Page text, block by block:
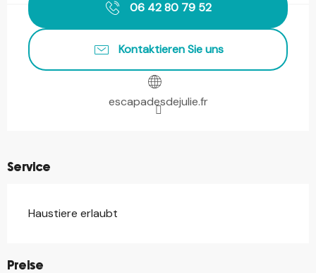
06 42 80 79 52
Kontaktieren Sie uns
escapadesdejulie.fr
Service
Haustiere erlaubt
Preise